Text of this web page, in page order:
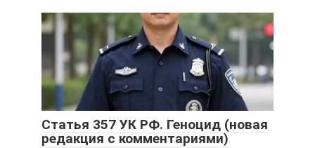
Статья 357 УК РФ. Геноцид (новая
редакция с комментариями)